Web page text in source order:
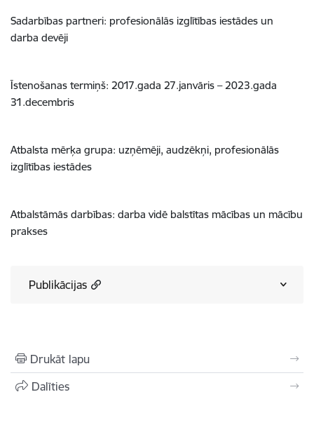
Sadarbības partneri: profesionālās izglītības iestādes un
darba devēji
Īstenošanas termiņš: 2017.gada 27.janvāris – 2023.gada
31.decembris
Atbalsta mērķa grupa: uzņēmēji, audzēkņi, profesionālās
izglītības iestādes
Atbalstāmās darbības: darba vidē balstītas mācības un mācību
prakses
Publikācijas
Drukāt lapu
Dalīties